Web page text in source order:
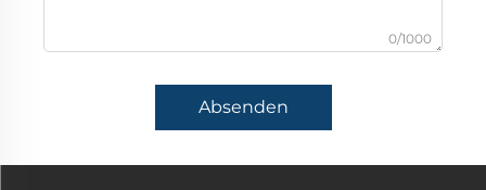
0/1000
Absenden